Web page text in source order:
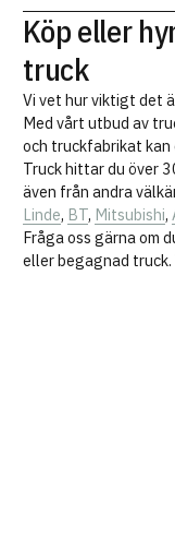
Köp eller
truck
Vi vet hur viktigt det
Med vårt utbud av
och truckfabrikat
Truck hittar du över
även från andra
Linde, BT, Mitsubishi,
Fråga oss gärna om
eller begagnad